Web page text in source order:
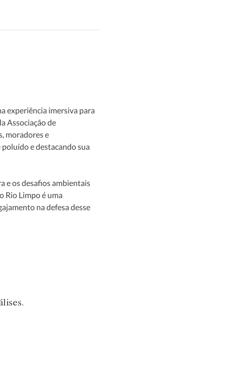
experiência imersiva para
Associação de
moradores e
e destacando sua
e os desafios ambientais
Rio Limpo é uma
na defesa desse